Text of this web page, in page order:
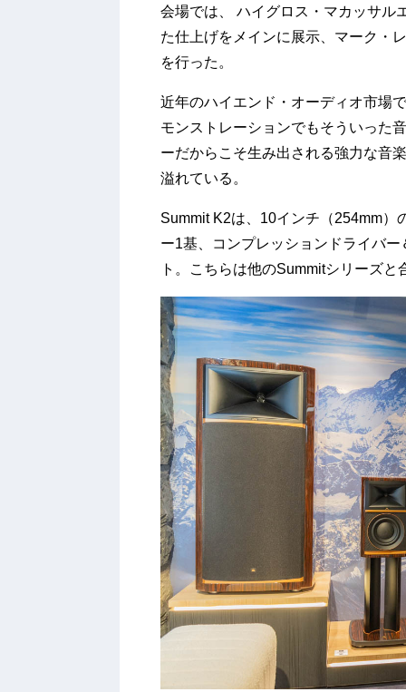
会場では、
ハイグロス・マカッサル
た仕上げをメインに展示、マーク・
を行った。
近年のハイエンド・オーディオ市場
モンストレーションでもそういった
ーだからこそ生み出される強力な音
溢れている。
Summit K2は、10インチ（254mm）
ー1基、コンプレッションドライバ
ト。こちらは他のSummitシリーズ